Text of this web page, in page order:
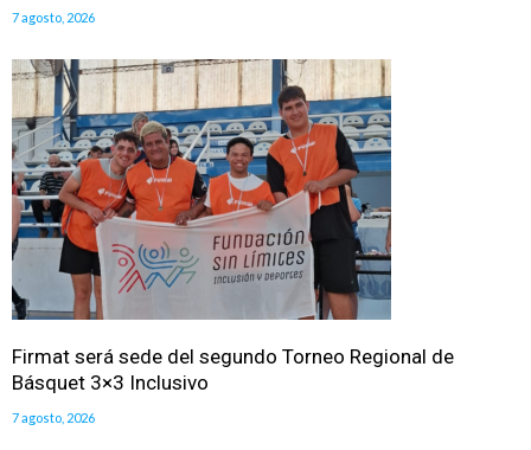
7 agosto, 2026
Firmat será sede del segundo Torneo Regional de
Básquet 3×3 Inclusivo
7 agosto, 2026